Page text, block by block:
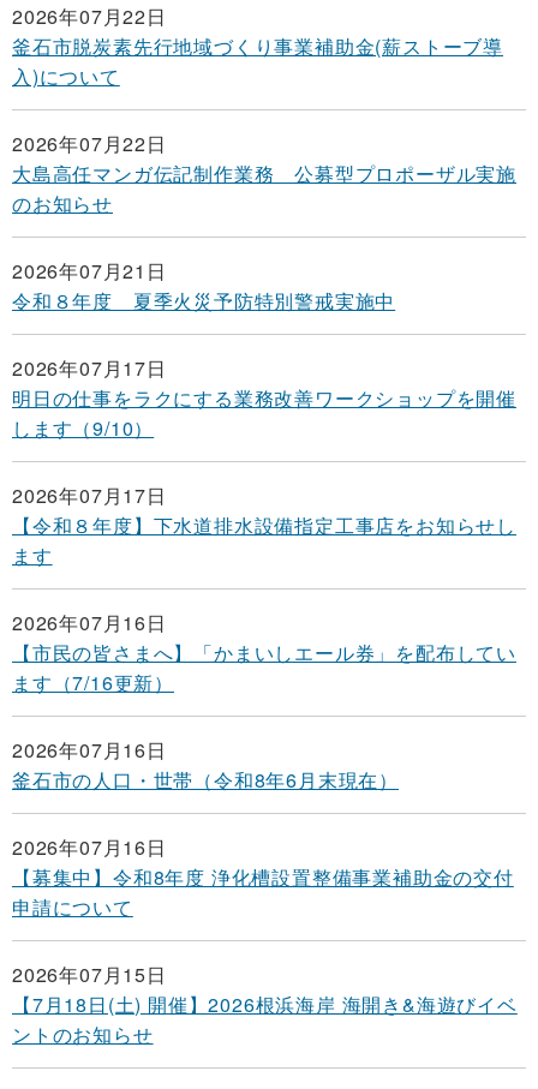
2026年07月22日
釜石市脱炭素先行地域づくり事業補助金(薪ストーブ導
入)について
2026年07月22日
大島高任マンガ伝記制作業務 公募型プロポーザル実施
のお知らせ
2026年07月21日
令和８年度 夏季火災予防特別警戒実施中
2026年07月17日
明日の仕事をラクにする業務改善ワークショップを開催
します（9/10）
2026年07月17日
【令和８年度】下水道排水設備指定工事店をお知らせし
ます
2026年07月16日
【市民の皆さまへ】「かまいしエール券」を配布してい
ます（7/16更新）
2026年07月16日
釜石市の人口・世帯（令和8年6月末現在）
2026年07月16日
【募集中】令和8年度 浄化槽設置整備事業補助金の交付
申請について
2026年07月15日
【7月18日(土) 開催】2026根浜海岸 海開き&海遊びイベ
ントのお知らせ